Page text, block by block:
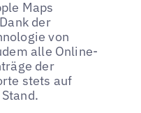
Maps
der
von
alle Online-
der
stets auf